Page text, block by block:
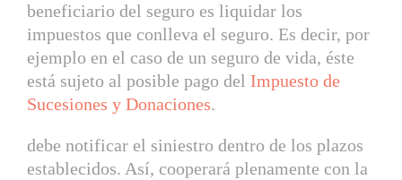
beneficiario del seguro es liquidar los
impuestos que conlleva el seguro. Es decir, por
ejemplo en el caso de un seguro de vida, éste
está sujeto al posible pago del Impuesto de
Sucesiones y Donaciones.
debe notificar el siniestro dentro de los plazos
establecidos. Así, cooperará plenamente con la